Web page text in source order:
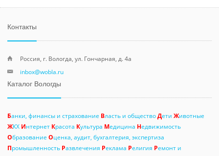
Контакты
Россия, г. Вологда, ул. Гончарная, д. 4а
inbox@wobla.ru
Каталог Вологды
Банки, финансы и страхование Власть и обществоДети Животные
ЖКХ Интернет Красота Культура Медицина Недвижимость
Образование Оценка, аудит, бухгалтерия, экспертиза
Промышленность Развлечения Реклама Религия Ремонт и